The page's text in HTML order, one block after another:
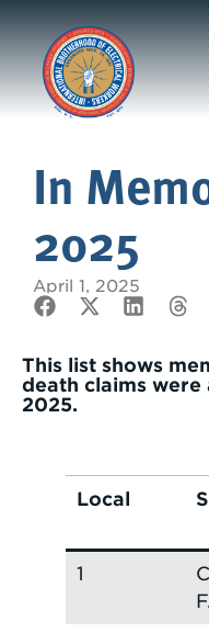
In
2025
April 1, 2025
This list shows
death claims
2025.
Local
1